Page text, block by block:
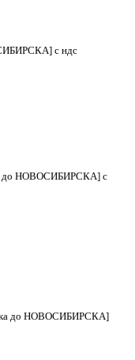
с ндс
до НОВОСИБИРСКА] с
до НОВОСИБИРСКА]